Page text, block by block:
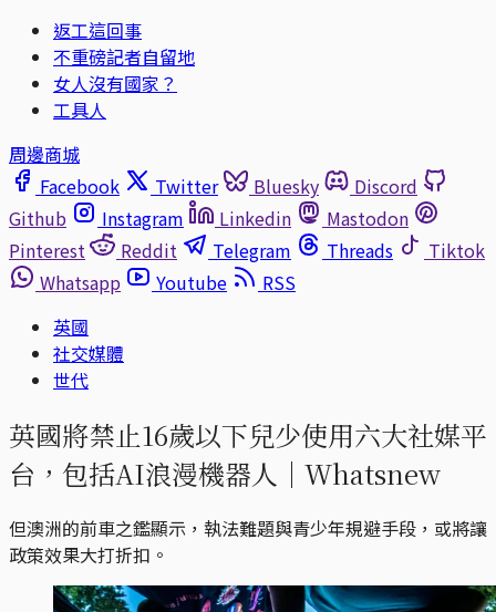
返工這回事
不重磅記者自留地
女人沒有國家？
工具人
周邊商城
Facebook
Twitter Bluesky
Discord
Github
Instagram Linkedin
Mastodon
Pinterest
Reddit Telegram Threads
Tiktok
Whatsapp
Youtube
RSS
英國
社交媒體
世代
英國將禁止16歲以下兒少使用六大社媒平
台，包括AI浪漫機器人｜Whatsnew
但澳洲的前車之鑑顯示，執法難題與青少年規避手段，或將讓
政策效果大打折扣。